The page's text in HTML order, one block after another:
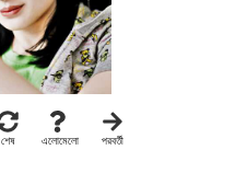
শেষ এলোমেলো পরবর্তী